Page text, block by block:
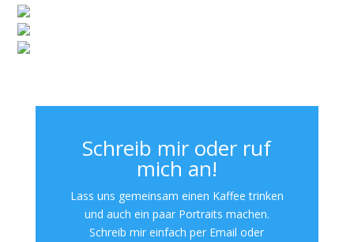
Schreib mir oder ruf
mich an!
Lass uns gemeinsam einen Kaffee trinken
und auch ein paar Portraits machen.
Schreib mir einfach per Email oder